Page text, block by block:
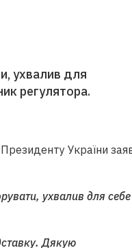
ухвалив для
регулятора.
України
ухвалив для себе
Дякую